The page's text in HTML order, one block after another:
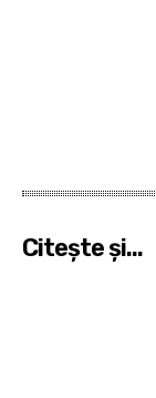
Citeşte şi...